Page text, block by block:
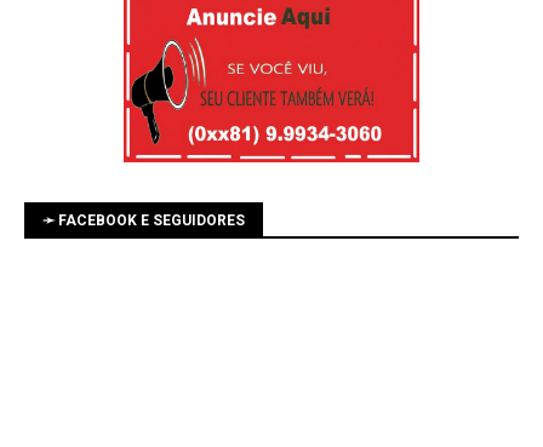
➛ FACEBOOK E SEGUIDORES